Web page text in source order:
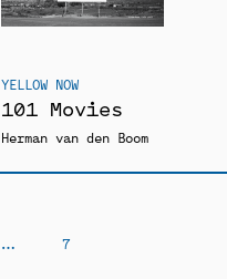
YELLOW NOW
101 Movies
Herman van den Boom
7